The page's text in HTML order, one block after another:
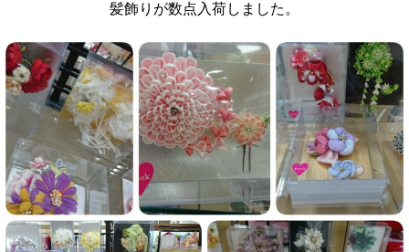
髪飾りが数点入荷しました。